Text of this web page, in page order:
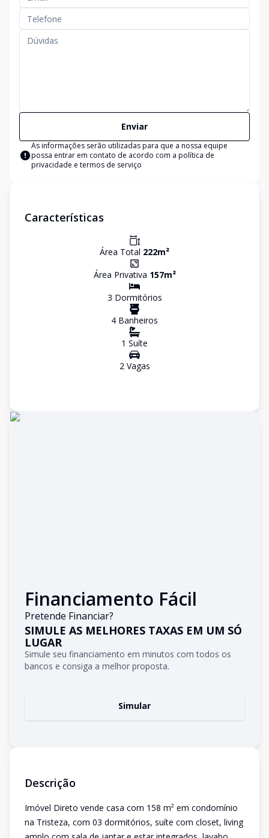
Enviar
As informações serão utilizadas para que a nossa equipe
possa entrar em contato de acordo com a política de
privacidade e termos de serviço
Características
Área Total 222m²
Área Privativa 157m²
3 Dormitórios
4 Banheiros
1 Suíte
2Vagas
Financiamento Fácil
Pretende Financiar?
SIMULE AS MELHORES TAXAS EM UM SÓ
LUGAR
Simule seu financiamento em minutos com todos os
bancos e consiga a melhor proposta.
Simular
Descrição
Imóvel Direto vende casa com 158 m² em condomínio
na Tristeza, com 03 dormitórios, suíte com closet, living